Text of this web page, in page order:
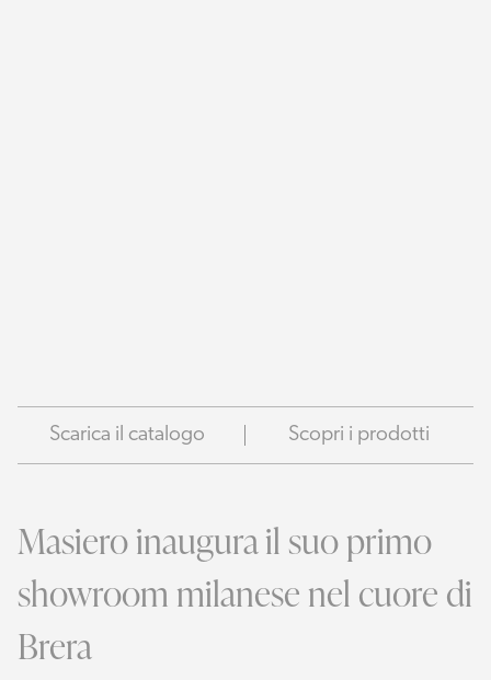
Scarica il catalogo Scopri i prodotti
Masiero inaugura il suo primo
showroom milanese nel cuore di
Brera